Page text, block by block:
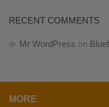
RECENT COMMENTS
Mr WordPress on
MORE